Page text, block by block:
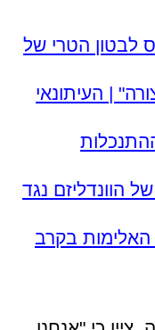
לבטון הטרי של
| העיתונאי
הוונדליזם נגד
האלימות בקרב